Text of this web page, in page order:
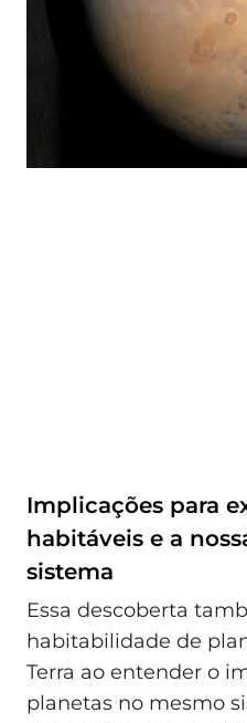
Implicações para
habitáveis e a
sistema
Essa descoberta
habitabilidade de
Terra ao entender o
planetas no mesmo